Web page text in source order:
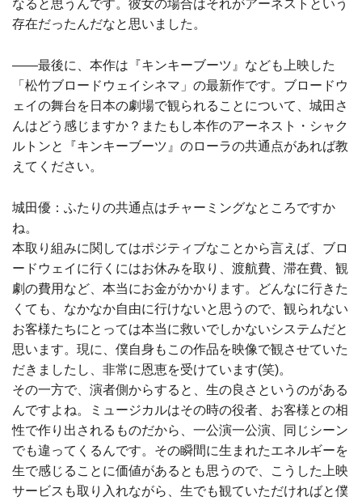
なると思うんです。彼女の場合はそれがアーネストという
存在だったんだなと思いました。
――最後に、本作は『キンキーブーツ』なども上映した
「松竹ブロードウェイシネマ」の最新作です。ブロードウ
ェイの舞台を日本の劇場で観られることについて、城田さ
んはどう感じますか？またもし本作のアーネスト・シャク
ルトンと『キンキーブーツ』のローラの共通点があれば教
えてください。
城田優：ふたりの共通点はチャーミングなところですか
ね。
本取り組みに関してはポジティブなことから言えば、ブロ
ードウェイに行くにはお休みを取り、渡航費、滞在費、観
劇の費用など、本当にお金がかかります。どんなに行きた
くても、なかなか自由に行けないと思うので、観られない
お客様たちにとっては本当に救いでしかないシステムだと
思います。現に、僕自身もこの作品を映像で観させていた
だきましたし、非常に恩恵を受けています(笑)。
その一方で、演者側からすると、生の良さというのがある
んですよね。ミュージカルはその時の役者、お客様との相
性で作り出されるものだから、一公演一公演、同じシーン
でも違ってくるんです。その瞬間に生まれたエネルギーを
生で感じることに価値があるとも思うので、こうした上映
サービスも取り入れながら、生でも観ていただければと僕